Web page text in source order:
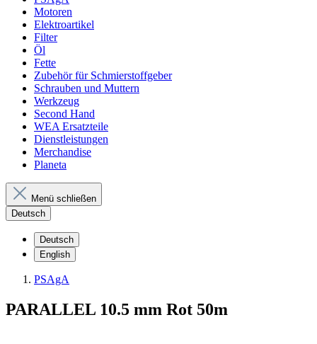
Motoren
Elektroartikel
Filter
Öl
Fette
Zubehör für Schmierstoffgeber
Schrauben und Muttern
Werkzeug
Second Hand
WEA Ersatzteile
Dienstleistungen
Merchandise
Planeta
Menü schließen
Deutsch
Deutsch
English
PSAgA
PARALLEL 10.5 mm Rot 50m